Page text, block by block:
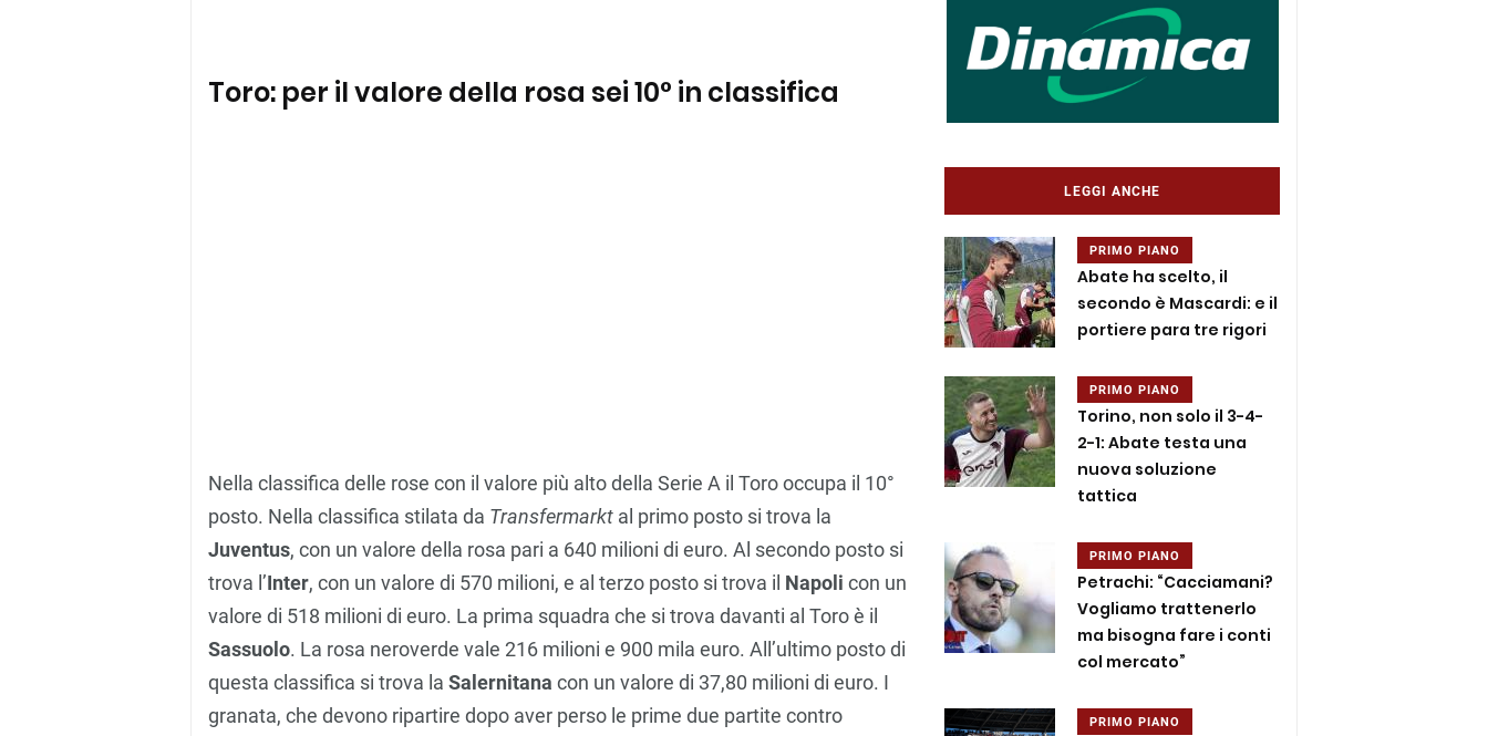
Toro: per il valore della rosa sei 10° in classifica
Nella classifica delle rose con il valore più alto della Serie A il Toro occupa il 10°
posto. Nella classifica stilata da Transfermarkt al primo posto si trova la
Juventus, con un valore della rosa pari a 640 milioni di euro. Al secondo posto si
trova l’Inter, con un valore di 570 milioni, e al terzo posto si trova il Napoli con un
valore di 518 milioni di euro. La prima squadra che si trova davanti al Toro è il
Sassuolo. La rosa neroverde vale 216 milioni e 900 mila euro. All’ultimo posto di
questa classifica si trova la Salernitana con un valore di 37,80 milioni di euro. I
granata, che devono ripartire dopo aver perso le prime due partite contro
LEGGI ANCHE
PRIMO PIANO
Abate ha scelto, il
secondo è Mascardi: e il
portiere para tre rigori
PRIMO PIANO
Torino, non solo il 3-4-
2-1: Abate testa una
nuova soluzione
tattica
PRIMO PIANO
Petrachi: “Cacciamani?
Vogliamo trattenerlo
ma bisogna fare i conti
col mercato”
PRIMO PIANO